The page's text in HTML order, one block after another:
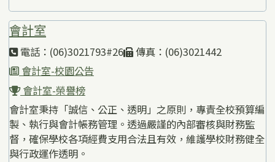
會計室
電話：(06)3021793#26
傳真：(06)3021442
會計室-校園公告
會計室-榮譽榜
會計室秉持「誠信、公正、透明」之原則，專責全校預算編
製、執行與會計帳務管理。透過嚴謹的內部審核與財務監
督，確保學校各項經費支用合法且有效，維護學校財務健全
與行政運作透明。